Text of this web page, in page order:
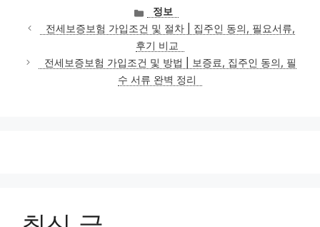
카
테
고
리
정보
전세보증보험 가입조건 및 절차 | 집주인 동의, 필요서류,
후기 비교
전세보증보험 가입조건 및 방법 | 보증료, 집주인 동의, 필
수 서류 완벽 정리